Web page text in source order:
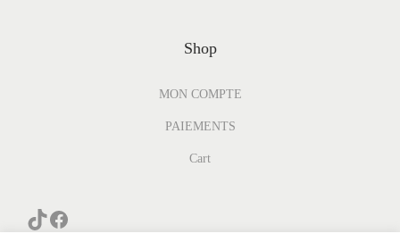
Shop
MON COMPTE
PAIEMENTS
Cart